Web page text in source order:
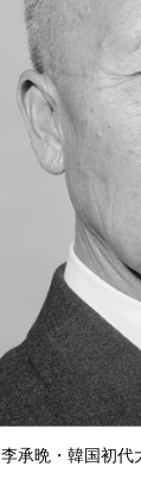
李承晩・韓国初代